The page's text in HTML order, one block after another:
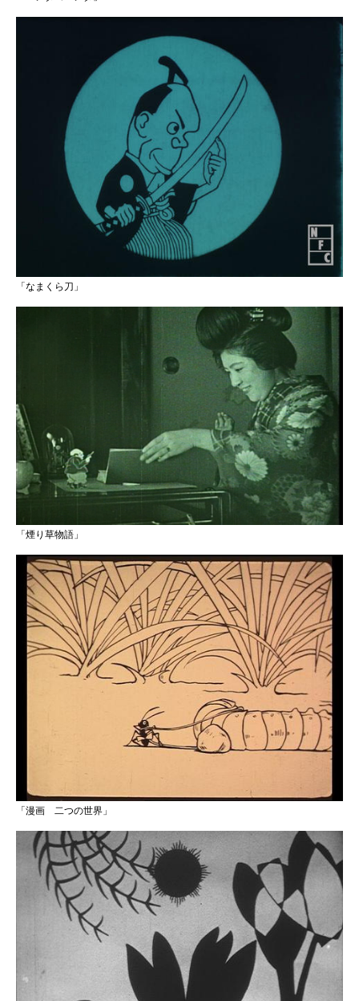
「なまくら刀」
「煙り草物語」
「漫画 二つの世界」